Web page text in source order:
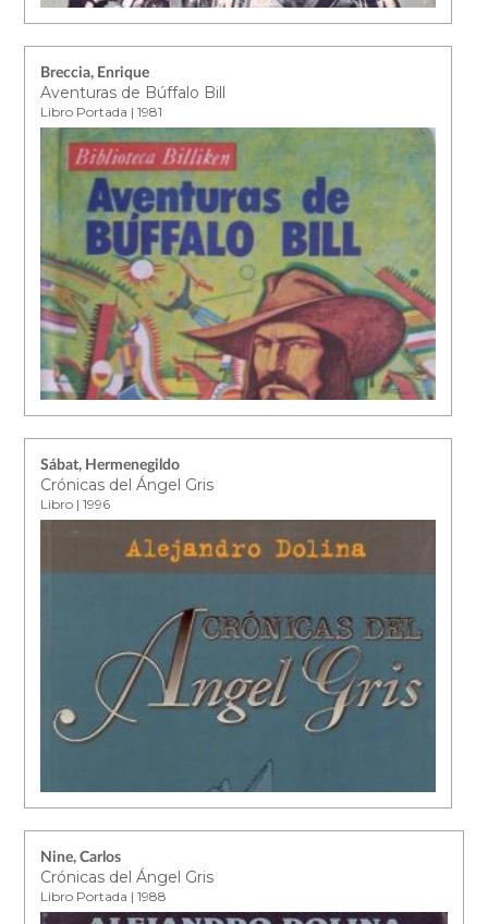
Breccia, Enrique
Aventuras de Búffalo Bill
Libro Portada | 1981
Sábat, Hermenegildo
Crónicas del Ángel Gris
Libro | 1996
Nine, Carlos
Crónicas del Ángel Gris
Libro Portada | 1988